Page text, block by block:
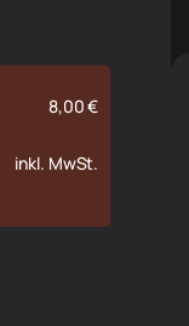
8,00€
inkl. MwSt.